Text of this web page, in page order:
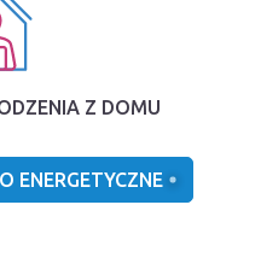
Z DOMU
ENERGETYCZNE